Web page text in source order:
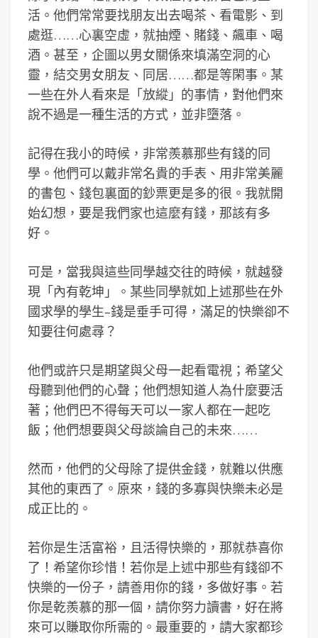
活。他們常常要找朋友出去喝茶、看電影、到
處逛……心裏空虛，就抽煙、賭錢、飆車、喝
酒。甚至，企圖以男女關係來填滿空洞的心
靈，結交男女朋友、同居……都是等閑事。某
一些在外人看來是「放縱」的事情，對他們來
說不過是一種生活的方式，並非墮落。
記得在我小的時候，非常羨慕那些有錢的同
學。他們可以戴非常名貴的手表、用非常美麗
的書包、錢包裏面的鈔票更是多的很。我就開
始幻想，要是我們家也這麼有錢，那該有多
好。
可是，當我與這些同學越交往的時候，就越發
現「內有乾坤」。某些同學就如上述那些在外
國求學的學生–錢是垂手可得，滿足的快樂卻不
知要往何處尋？
他們或許只是期望與父母一起看電視；希望父
母聽到他們的心聲；他們想知道人為什麼要活
著；他們巴不得每天可以一家人都在一起吃
飯；他們想要與父母談論自己的未來……
然而，他們的父母除了提供金錢，就難以供應
其他的東西了。原來，錢的多寡與快樂未必是
成正比的。
若你是生活富裕，且活得快樂的，那就恭喜你
了！希望你珍惜！若你是上述中那些有錢卻不
快樂的一份子，請善用你的錢，多做好事。若
你是乾羨慕的那一個，請你努力讀書，好在將
來可以賺取你所需的。最重要的，請大家都珍